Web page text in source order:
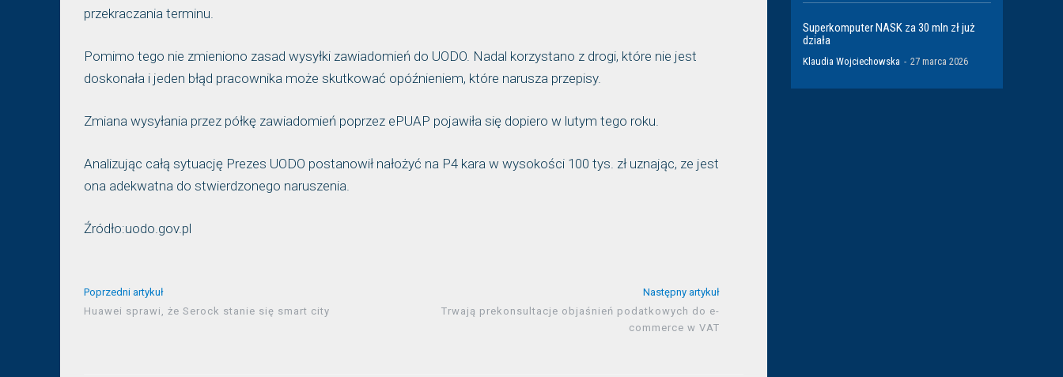
przekraczania terminu.
Pomimo tego nie zmieniono zasad wysyłki zawiadomień do UODO. Nadal korzystano z drogi, które nie jest
doskonała i jeden błąd pracownika może skutkować opóźnieniem, które narusza przepisy.
Zmiana wysyłania przez półkę zawiadomień poprzez ePUAP pojawiła się dopiero w lutym tego roku.
Analizując całą sytuację Prezes UODO postanowił nałożyć na P4 kara w wysokości 100 tys. zł uznając, ze jest
ona adekwatna do stwierdzonego naruszenia.
Źródło:uodo.gov.pl
Poprzedni artykuł
Huawei sprawi, że Serock stanie się smart city
Następny artykuł
Trwają prekonsultacje objaśnień podatkowych do e-
commerce w VAT
Superkomputer NASK za 30 mln zł już
działa
Klaudia Wojciechowska - 27 marca 2026